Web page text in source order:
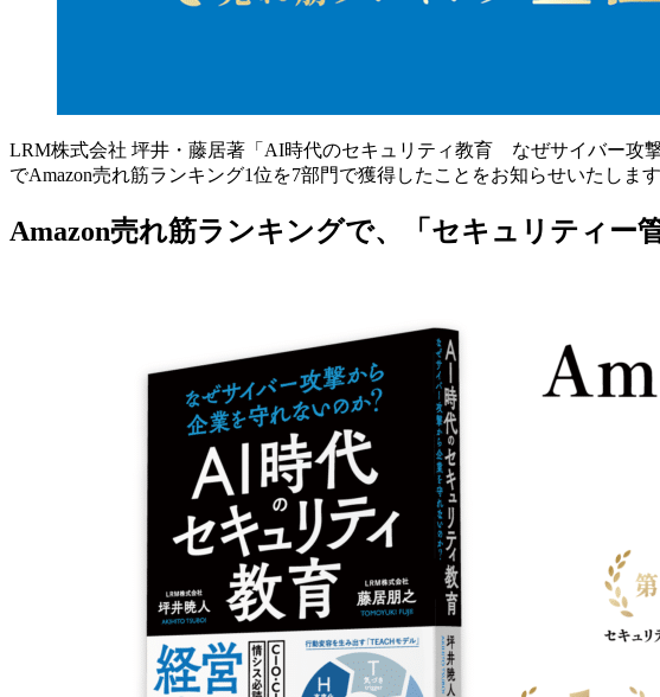
LRM株式会社 坪井・藤居著「AI時代のセキュリティ教育 なぜサイバー攻
でAmazon売れ筋ランキング1位を7部門で獲得したことをお知らせいたします
Amazon売れ筋ランキングで、「セキュリティー